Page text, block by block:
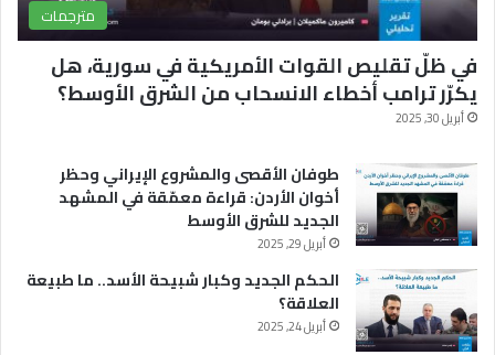
مترجمات
في ظلّ تقليص القوات الأمريكية في سورية، هل
يكرّر ترامب أخطاء الانسحاب من الشرق الأوسط؟
أبريل 30, 2025
طوفان الأقصى والمشروع الإيراني وحظر
أخوان الأردن: قراءة معمّقة في المشهد
الجديد للشرق الأوسط
أبريل 29, 2025
الحكم الجديد وكبار شبيحة الأسد.. ما طبيعة
العلاقة؟
أبريل 24, 2025